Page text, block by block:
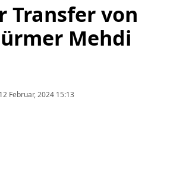
Transfer von
Mehdi
12 Februar, 2024 15:13